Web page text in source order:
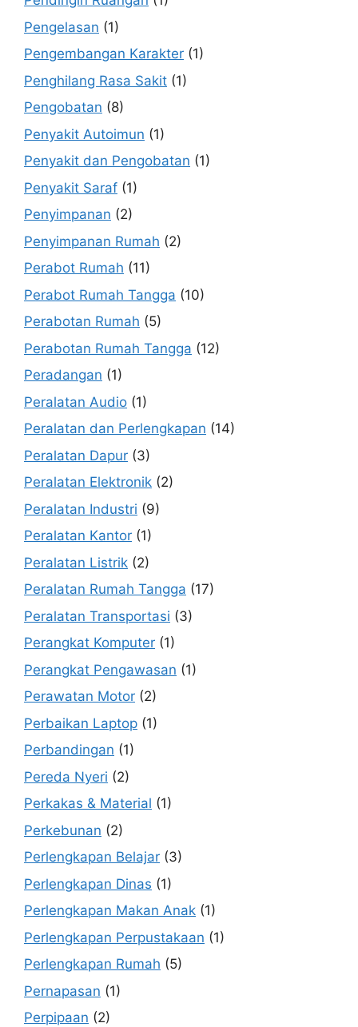
Pengelasan (1)
Pengembangan Karakter (1)
Penghilang Rasa Sakit (1)
Pengobatan (8)
Penyakit Autoimun (1)
Penyakit dan Pengobatan (1)
Penyakit Saraf (1)
Penyimpanan (2)
Penyimpanan Rumah (2)
Perabot Rumah (11)
Perabot Rumah Tangga (10)
Perabotan Rumah (5)
Perabotan Rumah Tangga (12)
Peradangan (1)
Peralatan Audio (1)
Peralatan dan Perlengkapan (14)
Peralatan Dapur (3)
Peralatan Elektronik (2)
Peralatan Industri (9)
Peralatan Kantor (1)
Peralatan Listrik (2)
Peralatan Rumah Tangga (17)
Peralatan Transportasi (3)
Perangkat Komputer (1)
Perangkat Pengawasan (1)
Perawatan Motor (2)
Perbaikan Laptop (1)
Perbandingan (1)
Pereda Nyeri (2)
Perkakas & Material (1)
Perkebunan (2)
Perlengkapan Belajar (3)
Perlengkapan Dinas (1)
Perlengkapan Makan Anak (1)
Perlengkapan Perpustakaan (1)
Perlengkapan Rumah (5)
Pernapasan (1)
Perpipaan (2)